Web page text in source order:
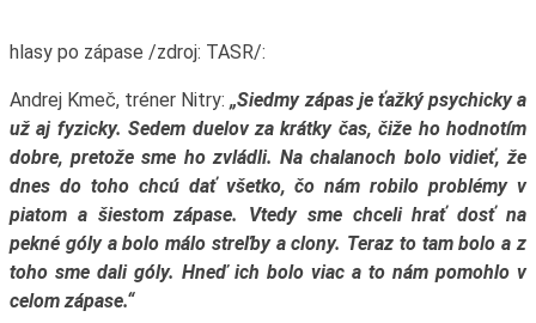
hlasy po zápase /zdroj: TASR/:
Andrej Kmeč, tréner Nitry:„Siedmy zápas je ťažký psychicky a
už aj fyzicky. Sedem duelov za krátky čas, čiže ho hodnotím
dobre, pretože sme ho zvládli. Na chalanoch bolo vidieť, že
dnes do toho chcú dať všetko, čo nám robilo problémy v
piatom a šiestom zápase. Vtedy sme chceli hrať dosť na
pekné góly a bolo málo streľby a clony. Teraz to tam bolo a z
toho sme dali góly. Hneď ich bolo viac a to nám pomohlo v
celom zápase.“